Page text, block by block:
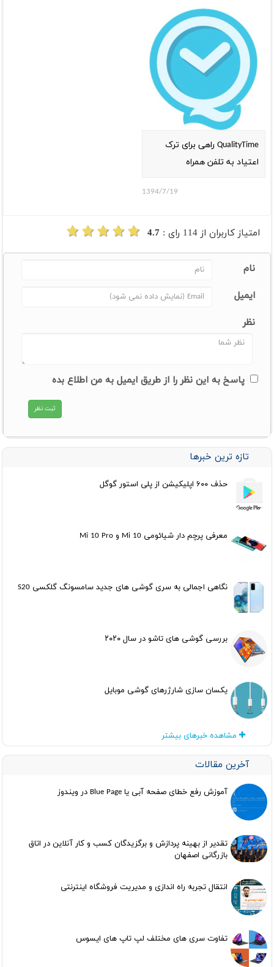
QualityTime راهی برای ترک
اعتیاد به تلفن همراه
1394/7/19
امتیاز کاربران از 114 رای : 4.7
نام
ایمیل
نظر
پاسخ به این نظر را از طریق ایمیل به من اطلاع بده
تازه ترین خبرها
حذف ۶۰۰ اپلیکیشن از پلی استور گوگل
معرفی پرچم دار شیائومی Mi 10 و Mi 10 Pro
نگاهی اجمالی به سری گوشی های جدید سامسونگ گلکسی S20
بررسی گوشی های تاشو در سال ۲۰۲۰
یکسان سازی شارژرهای گوشی موبایل
مشاهده خبرهای بیشتر
آخرین مقالات
آموزش رفع خطای صفحه آبی یا Blue Page در ویندوز
تقدیر از بهینه پردازش و برگزیدگان کسب و کار آنلاین در اتاق
بازرگانی اصفهان
انتقال تجربه راه اندازی و مدیریت فروشگاه اینترنتی
تفاوت سری های مختلف لپ تاپ های ایسوس